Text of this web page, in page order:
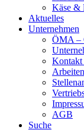
Käse &
Aktuelles
Unternehmen
ÖMA –
Kontakt
AGB
Suche